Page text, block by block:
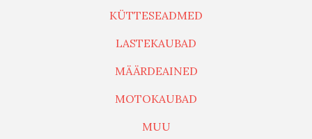
KÜTTESEADMED
LASTEKAUBAD
MÄÄRDEAINED
MOTOKAUBAD
MUU